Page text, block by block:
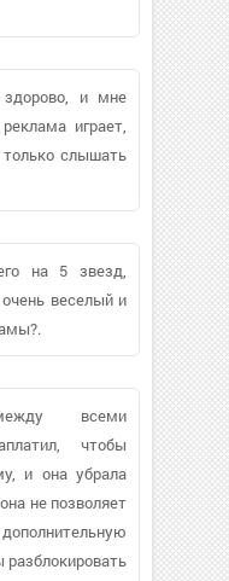
и мне
играет,
слышать
на 5 звезд,
веселый и
всеми
чтобы
и она убрала
не позволяет
разблокировать